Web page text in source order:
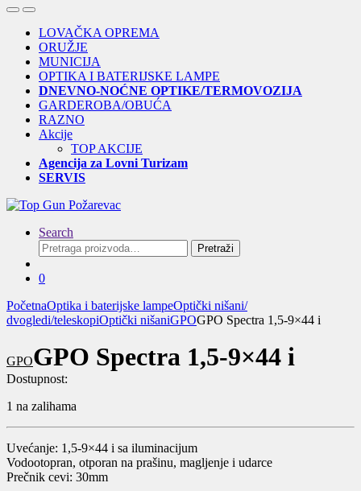
OpenClose
LOVAČKA OPREMA
ORUŽJE
MUNICIJA
OPTIKA I BATERIJSKE LAMPE
DNEVNO-NOĆNE OPTIKE/TERMOVOZIJA
GARDEROBA/OBUĆA
RAZNO
Akcije
TOP AKCIJE
Agencija za Lovni Turizam
SERVIS
Search
Pretraga
za:
Pretraži
0
PočetnaOptika i baterijske lampeOptički nišani/
dvogledi/teleskopiOptički nišaniGPOGPO Spectra 1,5-9×44 i
GPOGPO Spectra 1,5-9×44 i
Dostupnost:
1 na zalihama
Uvećanje: 1,5-9×44 i sa iluminacijum
Vodootopran, otporan na prašinu, magljenje i udarce
Prečnik cevi: 30mm